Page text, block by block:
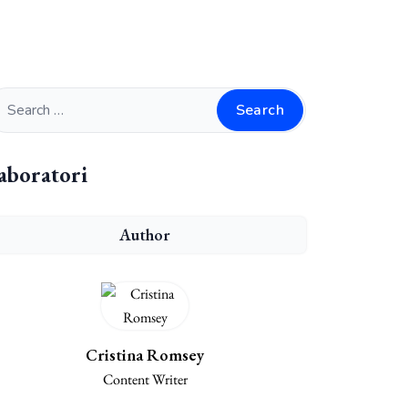
Search
Author
Cristina Romsey
Content Writer